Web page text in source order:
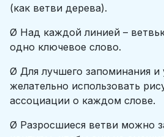
(как ветви дерева).
Ø Над каждой линией –
одно ключевое слово.
Ø Для лучшего запоминания и
желательно использовать
ассоциации о каждом слове.
Ø Разросшиеся ветви можно